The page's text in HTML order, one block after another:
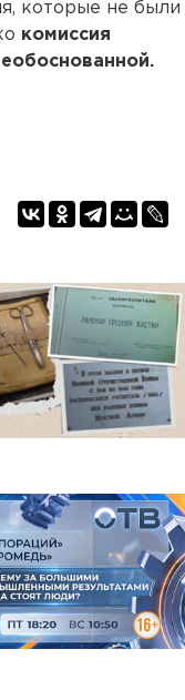
которые не были
комиссия